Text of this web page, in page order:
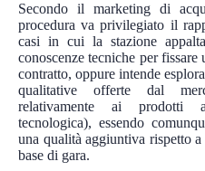
Secondo il marketing di
procedura va privilegiato il
casi in cui la stazione
conoscenze tecniche per fissare
contratto, oppure intende
qualitative offerte dal
relativamente ai prodotti
tecnologica), essendo
una qualità aggiuntiva rispetto
base di gara.